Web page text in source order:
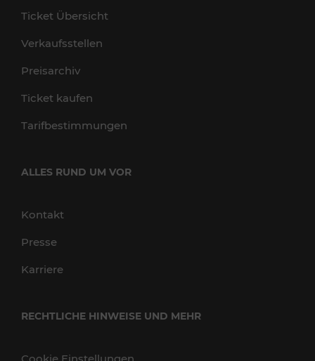
Ticket Übersicht
Verkaufsstellen
Preisarchiv
Ticket kaufen
Tarifbestimmungen
ALLES RUND UM VOR
Kontakt
Presse
Karriere
RECHTLICHE HINWEISE UND MEHR